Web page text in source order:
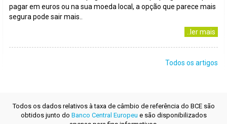
pagar em euros ou na sua moeda local, a opção que parece mais
segura pode sair mais..
..ler mais
Todos os artigos
Todos os dados relativos à taxa de câmbio de referência do BCE são
obtidos junto do Banco Central Europeu e são disponibilizados